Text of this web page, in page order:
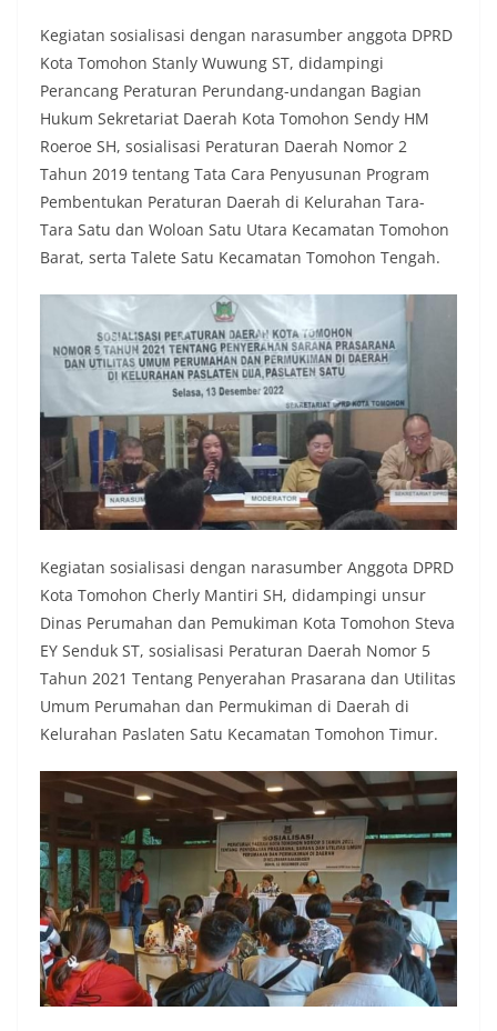
Kegiatan sosialisasi dengan narasumber anggota DPRD
Kota Tomohon Stanly Wuwung ST, didampingi
Perancang Peraturan Perundang-undangan Bagian
Hukum Sekretariat Daerah Kota Tomohon Sendy HM
Roeroe SH, sosialisasi Peraturan Daerah Nomor 2
Tahun 2019 tentang Tata Cara Penyusunan Program
Pembentukan Peraturan Daerah di Kelurahan Tara-
Tara Satu dan Woloan Satu Utara Kecamatan Tomohon
Barat, serta Talete Satu Kecamatan Tomohon Tengah.
Kegiatan sosialisasi dengan narasumber Anggota DPRD
Kota Tomohon Cherly Mantiri SH, didampingi unsur
Dinas Perumahan dan Pemukiman Kota Tomohon Steva
EY Senduk ST, sosialisasi Peraturan Daerah Nomor 5
Tahun 2021 Tentang Penyerahan Prasarana dan Utilitas
Umum Perumahan dan Permukiman di Daerah di
Kelurahan Paslaten Satu Kecamatan Tomohon Timur.